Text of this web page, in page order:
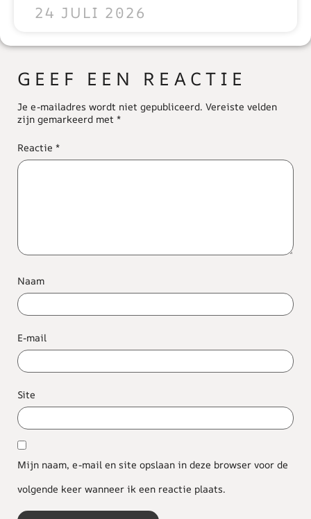
24 JULI 2026
GEEF EEN REACTIE
Je e-mailadres wordt niet gepubliceerd. Vereiste velden
zijn gemarkeerd met *
Reactie *
Naam
E-mail
Site
Mijn naam, e-mail en site opslaan in deze browser voor de
volgende keer wanneer ik een reactie plaats.